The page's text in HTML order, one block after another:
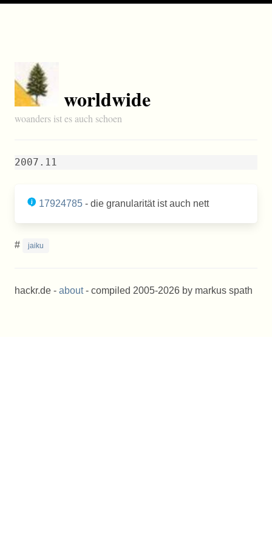
worldwide
woanders ist es auch schoen
2007.11
17924785 - die granularität ist auch nett
# jaiku
hackr.de - about- compiled 2005-2026 by markus spath